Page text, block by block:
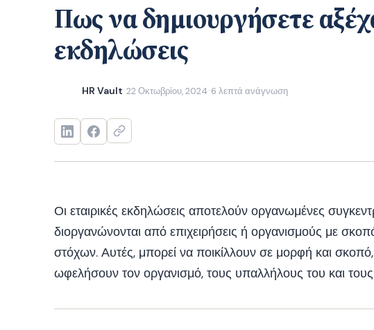
Πως να δημιουργήσετε
εκδηλώσεις
HR Vault ·22 Οκτωβρίου, 2024 · 6 λεπτά ανάγνωση
Οι εταιρικές εκδηλώσεις αποτελούν οργανωμένες
διοργανώνονται από επιχειρήσεις ή οργανισμούς με
στόχων. Αυτές, μπορεί να ποικίλλουν σε μορφή και
ωφελήσουν τον οργανισμό, τους υπαλλήλους του και